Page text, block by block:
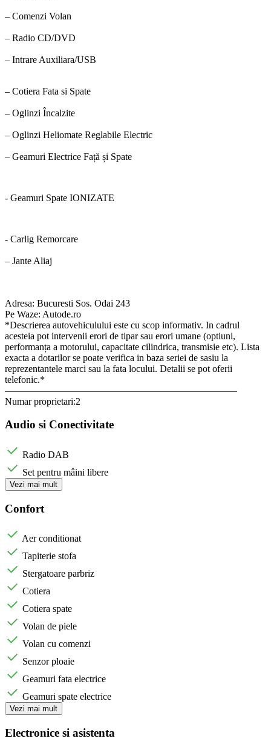
– Comenzi Volan
– Radio CD/DVD
– Intrare Auxiliara/USB
– Cotiera Fata si Spate
– Oglinzi Încalzite
– Oglinzi Heliomate Reglabile Electric
– Geamuri Electrice Față și Spate
- Geamuri Spate IONIZATE
- Carlig Remorcare
– Jante Aliaj
Adresa: Bucuresti Sos. Odai 243
Pe Waze: Autode.ro
*Descrierea autovehiculului este cu scop informativ. In cadrul
acesteia pot intervenii erori de tipar sau erori umane (optiuni,
performanța a motorului, capacitate cilindrica, transmisie etc). Lista
exacta a dotarilor se poate verifica in baza seriei de sasiu la
reprezentantele marci sau la fata locului. Detalii se pot oferii
telefonic.*
————————————————————————
Numar proprietari:2
Audio si Conectivitate
Radio DAB
Set pentru mâini libere
Vezi mai mult
Confort
Aer conditionat
Tapiterie stofa
Stergatoare parbriz
Cotiera
Cotiera spate
Volan de piele
Volan cu comenzi
Senzor ploaie
Geamuri fata electrice
Geamuri spate electrice
Vezi mai mult
Electronice si asistenta